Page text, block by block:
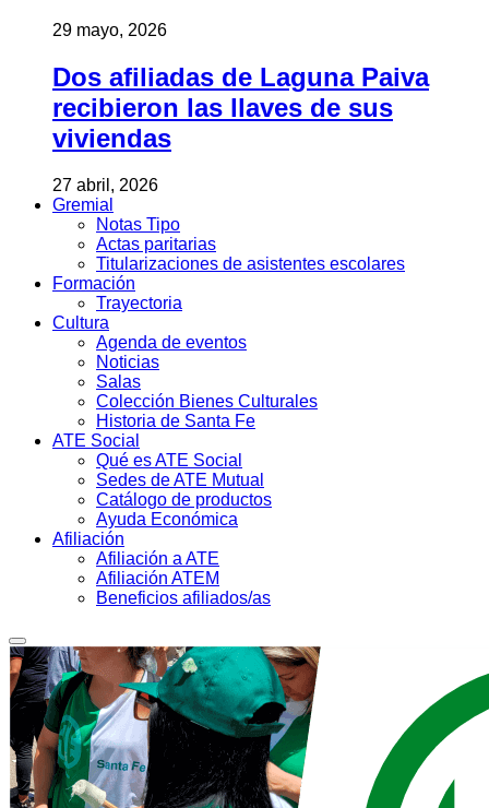
29 mayo, 2026
Dos afiliadas de Laguna Paiva
recibieron las llaves de sus
viviendas
27 abril, 2026
Gremial
Notas Tipo
Actas paritarias
Titularizaciones de asistentes escolares
Formación
Trayectoria
Cultura
Agenda de eventos
Noticias
Salas
Colección Bienes Culturales
Historia de Santa Fe
ATE Social
Qué es ATE Social
Sedes de ATE Mutual
Catálogo de productos
Ayuda Económica
Afiliación
Afiliación a ATE
Afiliación ATEM
Beneficios afiliados/as